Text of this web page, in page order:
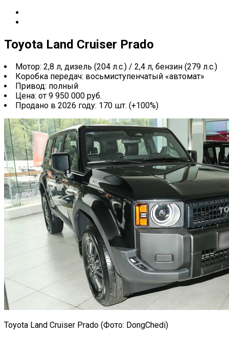
Toyota Land Cruiser Prado
Мотор: 2,8 л, дизель (204 л.с.) / 2,4 л, бензин (279 л.с.)
Коробка передач: восьмиступенчатый «автомат»
Привод: полный
Цена: от 9 950 000 руб.
Продано в 2026 году: 170 шт. (+100%)
Toyota Land Cruiser Prado (Фото: DongChedi)